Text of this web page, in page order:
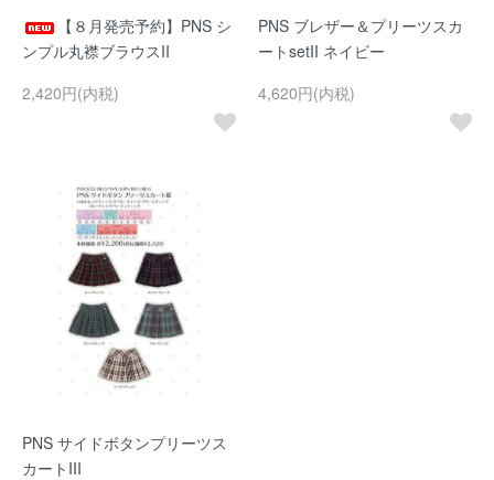
【８月発売予約】PNS シ
ンプル丸襟ブラウスII
2,420円(内税)
PNS ブレザー＆プリーツスカ
ートsetII ネイビー
4,620円(内税)
PNS サイドボタンプリーツス
カートIII